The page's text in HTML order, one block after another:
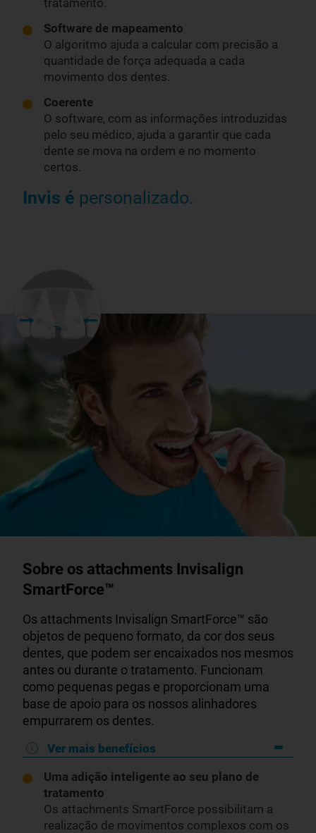
tratamento.
Software de mapeamento
O algoritmo ajuda a calcular com precisão a
quantidade de força adequada a cada
movimento dos dentes.
Coerente
O software, com as informações introduzidas
pelo seu médico, ajuda a garantir que cada
dente se mova na ordem e no momento
certos.
Invis é personalizado.
Sobre os attachments Invisalign
SmartForce™
Os attachments Invisalign SmartForce™ são
objetos de pequeno formato, da cor dos seus
dentes, que podem ser encaixados nos mesmos
antes ou durante o tratamento. Funcionam
como pequenas pegas e proporcionam uma
base de apoio para os nossos alinhadores
empurrarem os dentes.
Ver mais benefícios
Uma adição inteligente ao seu plano de
tratamento
Os attachments SmartForce possibilitam a
realização de movimentos complexos com os